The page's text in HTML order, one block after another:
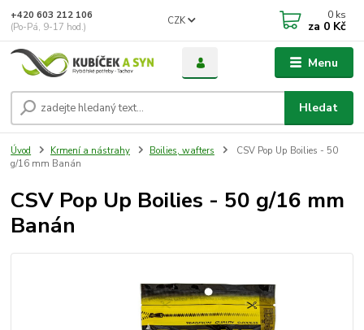
Menu
CZK
Hledat
+420 603 212 106
(Po-Pá, 9-17 hod.)
0 ks
za 0 Kč
Úvod Krmení a nástrahy Boilies, wafters
CSV Pop Up Boilies - 50
g/16 mm Banán
CSV Pop Up Boilies - 50 g/16 mm
Banán